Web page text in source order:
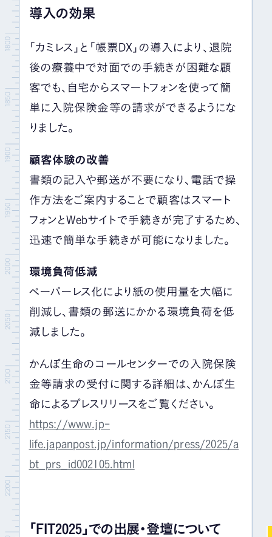
導入の効果
「カミレス」と「帳票DX」の導入により、退院
後の療養中で対面での手続きが困難な顧
客でも、自宅からスマートフォンを使って簡
単に入院保険金等の請求ができるようにな
りました。
顧客体験の改善
書類の記入や郵送が不要になり、電話で操
作方法をご案内することで顧客はスマート
フォンとWebサイトで手続きが完了するため、
迅速で簡単な手続きが可能になりました。
環境負荷低減
ペーパーレス化により紙の使用量を大幅に
削減し、書類の郵送にかかる環境負荷を低
減しました。
かんぽ生命のコールセンターでの入院保険
金等請求の受付に関する詳細は、かんぽ生
命によるプレスリリースをご覧ください。
https://www.jp-
life.japanpost.jp/information/press/2025/a
bt_prs_id002105.html
「FIT2025」での出展・登壇について